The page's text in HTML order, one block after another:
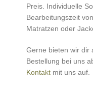
Preis. Individuelle
Bearbeitungszeit
Matratzen oder
Gerne bieten wir dir
Bestellung bei uns
Kontaktmit uns auf.